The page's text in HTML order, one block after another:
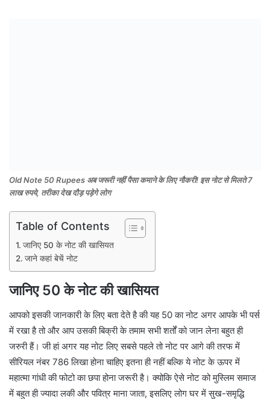
Old Note 50 Rupees अब जरूरी नहीं पैसा कमाने के लिए नौकरी! इस नोट से मिलते 7
लाख रुपये, तरीका देख दौड़ पड़ेगे लोग
Table of Contents
जानिए 50 के नोट की खासियत
जाने कहां बेचें नोट
जानिए 50 के नोट की खासियत
आपको इसकी जानकारी के लिए बता देते है की यह 50 का नोट अगर आपके भी पर्स
में रखा है तो और आप उसकी बिक्री के तमाम सभी शर्तों को जान लेना बहुत ही
जरुरी हैं। जी हां अगर यह नोट लिए सबसे पहले तो नोट पर आगे की तरफ में
सीरियल नंबर 786 लिखा होना चाहिए इतना ही नहीं बल्कि ये नोट के ऊपर में
महात्मा गांधी की फोटो का छपा होना जरूरी है। क्योकि ऐसे नोट को मुस्लिम समाज
में बहुत ही ज्यादा लकी और पवित्र माना जाता, इसलिए लोग घर में सुख-समृद्धि